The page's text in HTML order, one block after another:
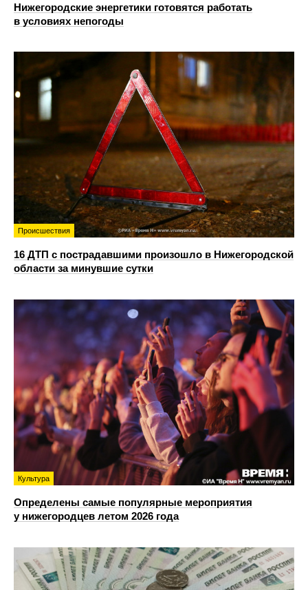
Нижегородские энергетики готовятся работать
в условиях непогоды
Происшествия
16 ДТП с пострадавшими произошло в Нижегородской
области за минувшие сутки
Культура
Определены самые популярные мероприятия
у нижегородцев летом 2026 года